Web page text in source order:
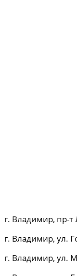
г. Владимир, пр-т
г. Владимир, ул.
г. Владимир, ул.